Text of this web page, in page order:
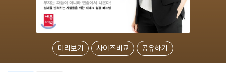
미리보기 사이즈비교 공유하기